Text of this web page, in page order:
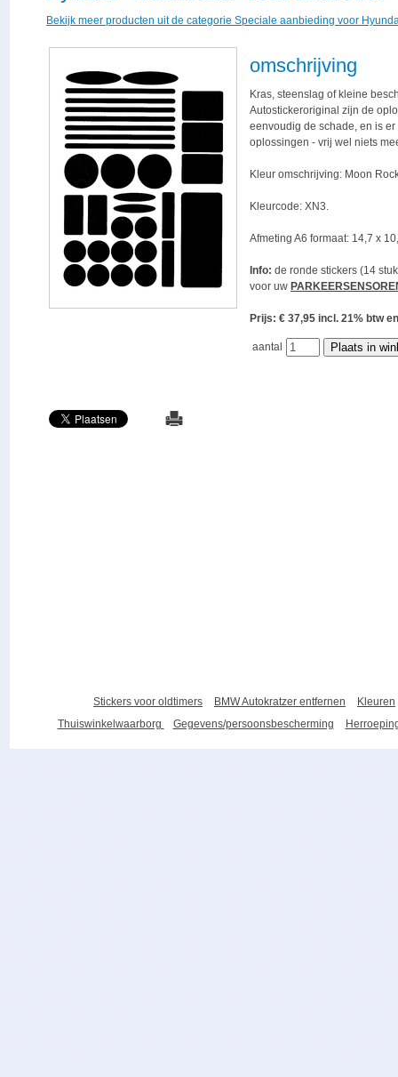
Bekijk meer producten uit de categorie Speciale aanbieding voor
omschrijving
Kras, steenslag of kleine
Autostickeroriginal zijn de
eenvoudig de schade, en is
oplossingen - vrij wel niets
Kleur omschrijving: Moon
Kleurcode: XN3.
Afmeting A6 formaat: 14,7 x
Info: de ronde stickers (14
voor uw
Prijs: € 37,95 incl. 21% btw
aantal
Stickers voor oldtimers BMW Autokratzer entfernen
Kleuren
Thuiswinkelwaarborg
Gegevens/persoonsbescherming